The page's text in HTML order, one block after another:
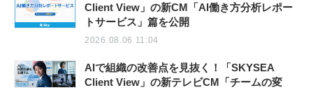
Client View」の新CM「AI働き方分析レポー
トサービス」篇を公開
2026.08.06 11:04
AIで組織の改善点を見抜く！「SKYSEA
Client View」の新テレビCM「チームの変